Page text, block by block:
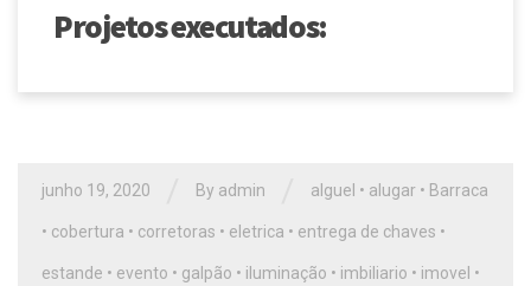
Projetos executados:
junho 19, 2020 By admin alguel • alugar • Barraca
• cobertura • corretoras • eletrica • entrega de chaves •
estande • evento • galpão • iluminação • imbiliario • imovel •